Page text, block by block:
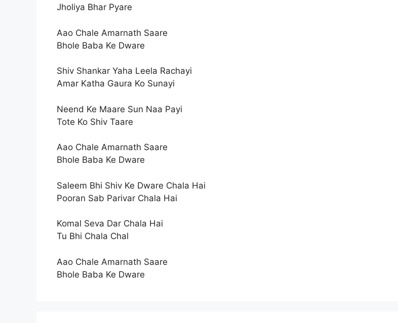
Jholiya Bhar Pyare
Aao Chale Amarnath Saare
Bhole Baba Ke Dware
Shiv Shankar Yaha Leela Rachayi
Amar Katha Gaura Ko Sunayi
Neend Ke Maare Sun Naa Payi
Tote Ko Shiv Taare
Aao Chale Amarnath Saare
Bhole Baba Ke Dware
Saleem Bhi Shiv Ke Dware Chala Hai
Pooran Sab Parivar Chala Hai
Komal Seva Dar Chala Hai
Tu Bhi Chala Chal
Aao Chale Amarnath Saare
Bhole Baba Ke Dware